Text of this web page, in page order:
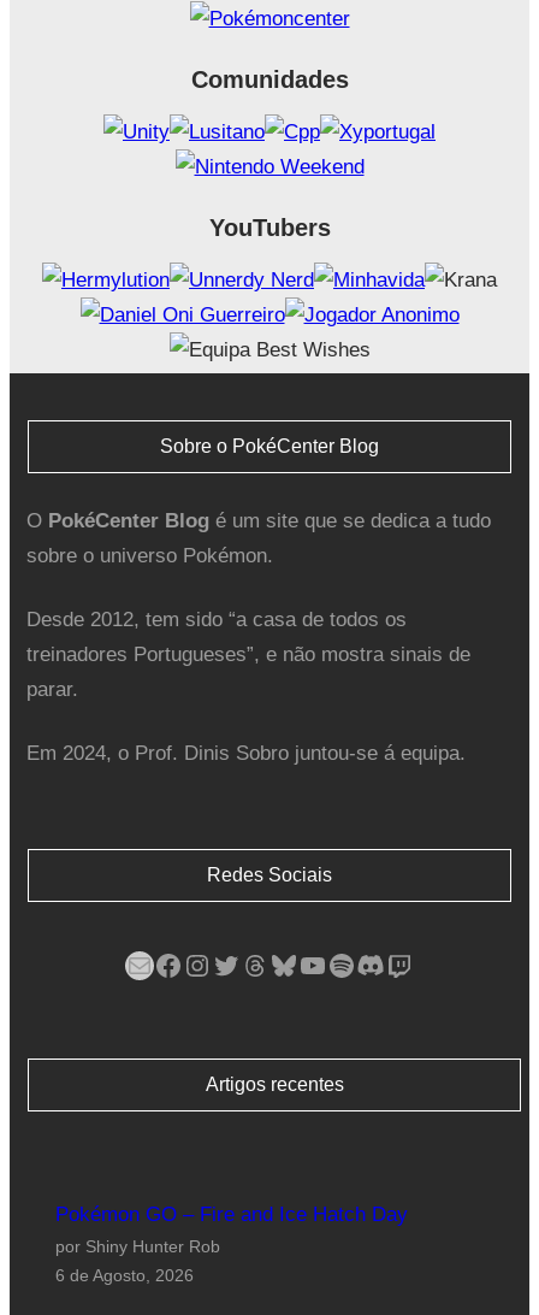
Comunidades
YouTubers
Sobre o PokéCenter Blog
O PokéCenter Blogé um site que se dedica a tudo
sobre o universo Pokémon.
Desde 2012, tem sido “a casa de todos os
treinadores Portugueses”, e não mostra sinais de
parar.
Em 2024, o Prof. Dinis Sobro juntou-se á equipa.
Redes Sociais
Mail Facebook Instagram Twitter Threads Bluesky YouTube Spotify Discord Twitch
Artigos recentes
Pokémon GO – Fire and Ice Hatch Day
por Shiny Hunter Rob
6 de Agosto, 2026